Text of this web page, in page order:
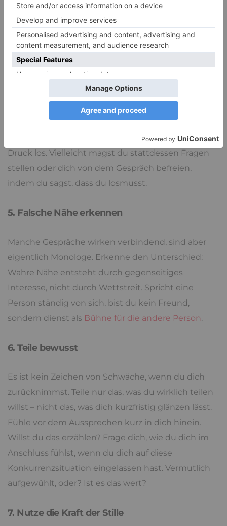
willst – ohne die andere Person vom Gegenteil
überzeugen zu wollen. Das kann sehr befreiend
sein.
4. Setze innere Stoppsignale
Wenn du spürst, dass dein Kopf anfängt zu rattern
(„Ich sollte auch darüber sprechen“), halte kurz inne.
Sag dir innerlich: „Ich darf mich zeigen, wie ich bin –
nicht, wie ich wirken soll.“ Und dann lass diesen
Druck los. Vielleicht magst du stattdessen Fragen
stellen oder dich von dem Gespräch befreien,
indem du sagst, dass du losmusst.
5. Falsche Nähe erkennen
Manche Gespräche wirken verbindend, sind aber
eigentlich Monologe. Erkenne den Unterschied:
Wahre Nähe entsteht durch gegenseitiges
Interesse, nicht durch Wettstreit. Spricht eine
Person ständig von sich, bist du kein Freund,
sondern dienst als Bühne für die andere Person.
6. Teile bewusst
Es ist kein Zeichen von Schwäche, wenn du dich
zurücknimmst. Teile nur das, was du wirklich teilen
willst – nicht das, was dich kurzfristig glänzen lässt.
Fühle vor dem Aussprechen kurz in dich hinein.
Willst du das erzählen? Frage dich, wie du dich im
Anschluss fühlst, wenn du dich auf diese
Konkurrenzsituation eingelassen hast. Vermutlich
aufgewühlt, oder? Ist es das wert?
7. Nutze die Kraft der Stille